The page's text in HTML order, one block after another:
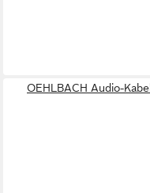
OEHLBACH Audio-Kabel